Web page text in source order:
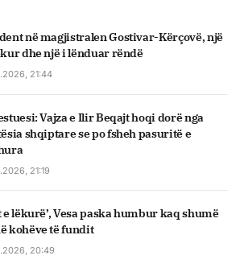
në magjistralen Gostivar-Kërçovë, një
dhe një i lënduar rëndë
21:44
Vajza e Ilir Beqajt hoqi dorë nga
shqiptare se po fsheh pasuritë e
21:19
e lëkurë’, Vesa paska humbur kaq shumë
kohëve të fundit
20:49